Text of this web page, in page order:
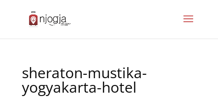
sheraton-mustika-
yogyakarta-hotel